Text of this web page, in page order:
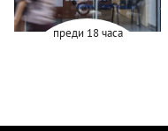
преди 18 часа